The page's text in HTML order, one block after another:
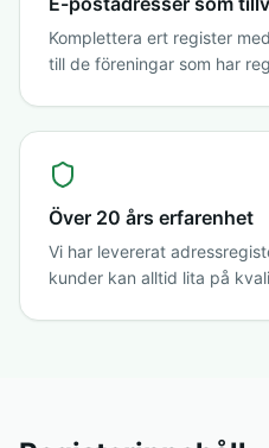
Komplettera ert register
till de föreningar som har
Över 20 års erfarenhet
Vi har levererat
kunder kan alltid lita på